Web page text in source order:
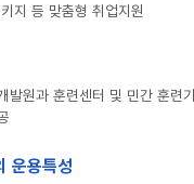
지 등 맞춤형 취업지원
발원과 훈련센터 및 민간 훈련
운용특성